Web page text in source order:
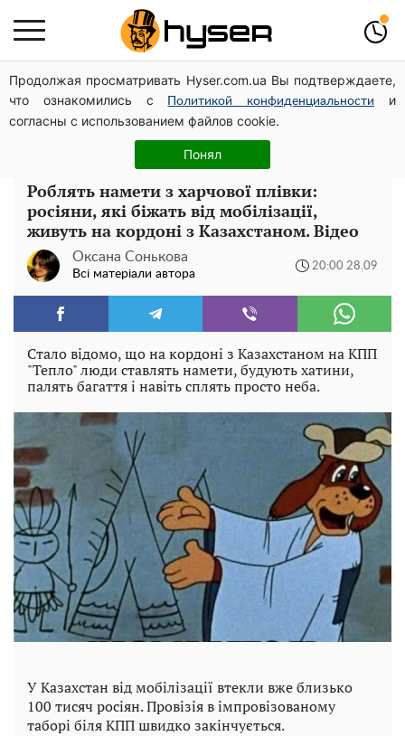
Продолжая просматривать Hyser.com.ua Вы подтверждаете,
что ознакомились с
Политикой конфиденциальности
и
согласны с использованием файлов cookie.
Понял
Гола Олена Тополя у цікавих позах змусила відвисати
щелепи: злив відео – було лише початком
Олена Тополя злив відео – це далеко не все: фронтмен
"Антитіла" Тарас Тополя став наступним
Роблять намети з харчової плівки:
росіяни, які біжать від мобілізації,
живуть на кордоні з Казахстаном. Відео
Оксана Сонькова
Всі матеріали автора
20:00 28.09
Стало відомо, що на кордоні з Казахстаном на КПП
"Тепло" люди ставлять намети, будують хатини,
палять багаття і навіть сплять просто неба.
У Казахстан від мобілізації втекли вже близько
100 тисяч росіян. Провізія в імпровізованому
таборі біля КПП швидко закінчується.